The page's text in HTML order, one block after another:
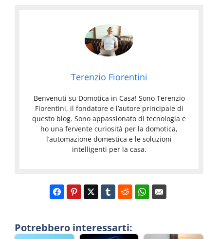
Terenzio Fiorentini
Benvenuti su Domotica in Casa! Sono Terenzio
Fiorentini, il fondatore e l’autore principale di
questo blog. Sono appassionato di tecnologia e
ho una fervente curiosità per la domotica,
l’automazione domestica e le soluzioni
intelligenti per la casa.
Potrebbero interessarti: